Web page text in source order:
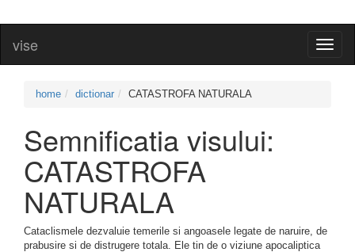
vise
home dictionar CATASTROFA NATURALA
Semnificatia visului:
CATASTROFA
NATURALA
Cataclismele dezvaluie temerile si angoasele legate de naruire, de
prabusire si de distrugere totala. Ele tin de o viziune apocaliptica